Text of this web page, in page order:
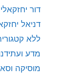
דור יחזקאלי
דניאל
ללא
מדע
מוסיקה